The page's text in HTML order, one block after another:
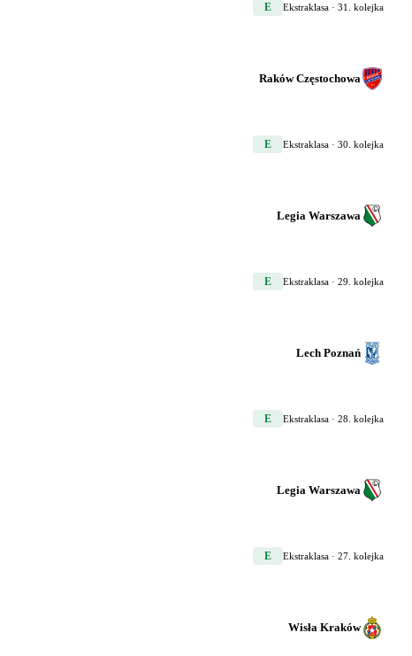
E Ekstraklasa · 31. kolejka
Raków Częstochowa
E Ekstraklasa · 30. kolejka
Legia Warszawa
E Ekstraklasa · 29. kolejka
Lech Poznań
E Ekstraklasa · 28. kolejka
Legia Warszawa
E Ekstraklasa · 27. kolejka
Wisła Kraków